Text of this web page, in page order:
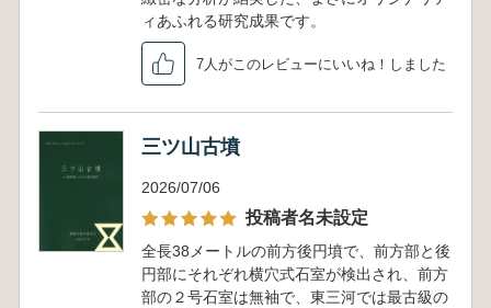
ィあふれる研究成果です。
7人がこのレビューにいいね！しました
三ツ山古墳
2026/07/06
投稿者名未設定
全長38メートルの前方後円墳で、前方部と後
円部にそれぞれ横穴式石室が検出され、前方
部の２号石室は無袖で、東三河では最古級の